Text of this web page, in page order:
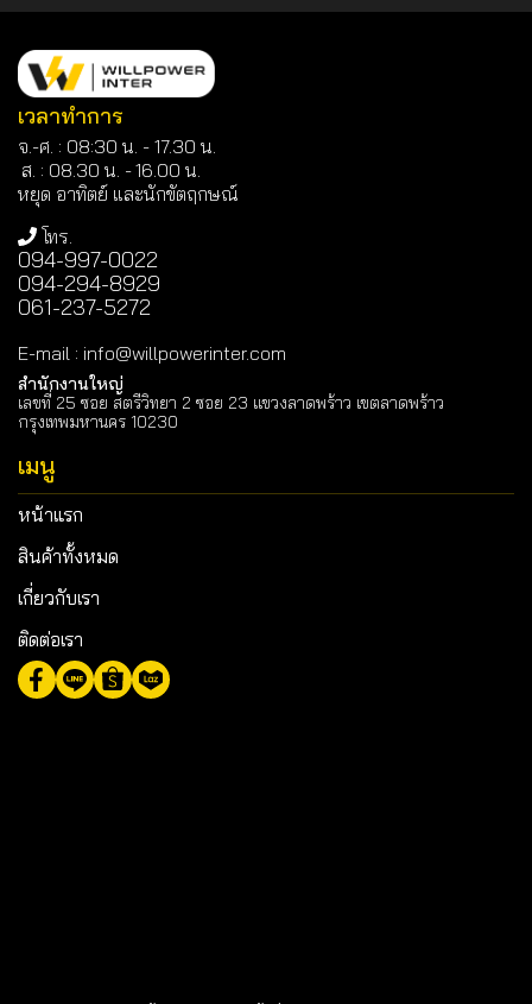
เวลาทำการ
จ.-ศ. : 08:30 น. - 17.30 น.
ส. : 08.30 น. -16.00 น.
หยุด อาทิตย์ และนักขัตฤกษณ์
โทร.
094-997-0022
094-294-8929
061-237-5272
E-mail : info@willpowerinter.com
สำนักงานใหญ่
เลขที่ 25 ซอย สตรีวิทยา 2 ซอย 23 แขวงลาดพร้าว เขตลาดพร้าว
กรุงเทพมหานคร 10230
เมนู
หน้าแรก
สินค้าทั้งหมด
เกี่ยวกับเรา
ติดต่อเรา